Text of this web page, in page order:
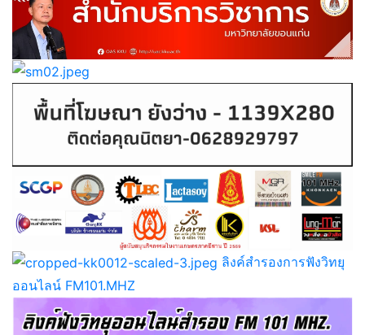
ลิงค์สำรองการฟังวิทยุ
ออนไลน์ FM101.MHZ